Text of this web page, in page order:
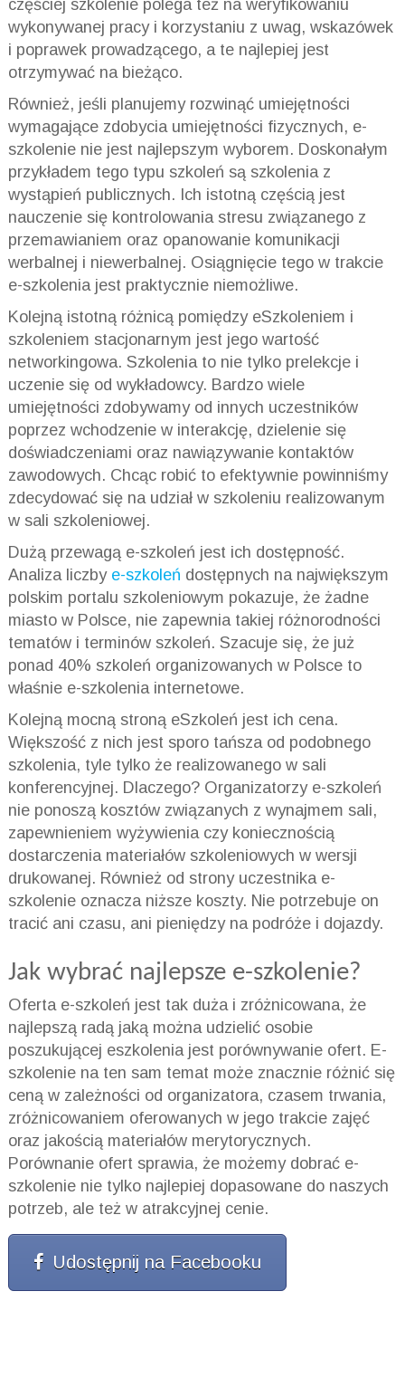
częściej szkolenie polega też na weryfikowaniu
wykonywanej pracy i korzystaniu z uwag, wskazówek
i poprawek prowadzącego, a te najlepiej jest
otrzymywać na bieżąco.
Również, jeśli planujemy rozwinąć umiejętności
wymagające zdobycia umiejętności fizycznych, e-
szkolenie nie jest najlepszym wyborem. Doskonałym
przykładem tego typu szkoleń są szkolenia z
wystąpień publicznych. Ich istotną częścią jest
nauczenie się kontrolowania stresu związanego z
przemawianiem oraz opanowanie komunikacji
werbalnej i niewerbalnej. Osiągnięcie tego w trakcie
e-szkolenia jest praktycznie niemożliwe.
Kolejną istotną różnicą pomiędzy eSzkoleniem i
szkoleniem stacjonarnym jest jego wartość
networkingowa. Szkolenia to nie tylko prelekcje i
uczenie się od wykładowcy. Bardzo wiele
umiejętności zdobywamy od innych uczestników
poprzez wchodzenie w interakcję, dzielenie się
doświadczeniami oraz nawiązywanie kontaktów
zawodowych. Chcąc robić to efektywnie powinniśmy
zdecydować się na udział w szkoleniu realizowanym
w sali szkoleniowej.
Dużą przewagą e-szkoleń jest ich dostępność.
Analiza liczby e-szkoleń dostępnych na największym
polskim portalu szkoleniowym pokazuje, że żadne
miasto w Polsce, nie zapewnia takiej różnorodności
tematów i terminów szkoleń. Szacuje się, że już
ponad 40% szkoleń organizowanych w Polsce to
właśnie e-szkolenia internetowe.
Kolejną mocną stroną eSzkoleń jest ich cena.
Większość z nich jest sporo tańsza od podobnego
szkolenia, tyle tylko że realizowanego w sali
konferencyjnej. Dlaczego? Organizatorzy e-szkoleń
nie ponoszą kosztów związanych z wynajmem sali,
zapewnieniem wyżywienia czy koniecznością
dostarczenia materiałów szkoleniowych w wersji
drukowanej. Również od strony uczestnika e-
szkolenie oznacza niższe koszty. Nie potrzebuje on
tracić ani czasu, ani pieniędzy na podróże i dojazdy.
Jak wybrać najlepsze e-szkolenie?
Oferta e-szkoleń jest tak duża i zróżnicowana, że
najlepszą radą jaką można udzielić osobie
poszukującej eszkolenia jest porównywanie ofert. E-
szkolenie na ten sam temat może znacznie różnić się
ceną w zależności od organizatora, czasem trwania,
zróżnicowaniem oferowanych w jego trakcie zajęć
oraz jakością materiałów merytorycznych.
Porównanie ofert sprawia, że możemy dobrać e-
szkolenie nie tylko najlepiej dopasowane do naszych
potrzeb, ale też w atrakcyjnej cenie.
Udostępnij na Facebooku